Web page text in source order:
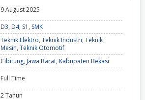
9 August 2025
D3, D4, S1 , SMK
Teknik Elektro, Teknik Industri, Teknik
Mesin, Teknik Otomotif
Cibitung, Jawa Barat, Kabupaten Bekasi
Full Time
2 Tahun